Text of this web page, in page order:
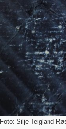
Foto: Silje Teigland